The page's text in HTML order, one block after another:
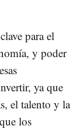
para el
y poder
ya que
el talento y la
los